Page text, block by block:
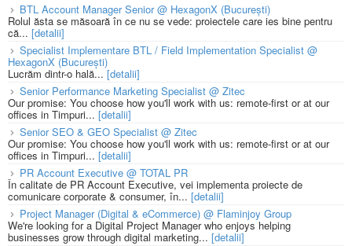
BTL Account Manager Senior @ HexagonX (București)
Rolul ăsta se măsoară în ce nu se vede: proiectele care ies bine pentru
că... [detalii]
Specialist Implementare BTL / Field Implementation Specialist @
HexagonX (București)
Lucrăm dintr-o hală...[detalii]
Senior Performance Marketing Specialist @ Zitec
Our promise: You choose how you'll work with us: remote-first or at our
offices in Timpuri... [detalii]
Senior SEO & GEO Specialist @ Zitec
Our promise: You choose how you'll work with us: remote-first or at our
offices in Timpuri... [detalii]
PR Account Executive @ TOTAL PR
În calitate de PR Account Executive, vei implementa proiecte de
comunicare corporate & consumer, în... [detalii]
Project Manager (Digital & eCommerce) @ Flaminjoy Group
We're looking for a Digital Project Manager who enjoys helping
businesses grow through digital marketing... [detalii]